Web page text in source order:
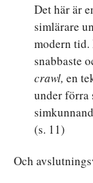
Det här är
simlärare
modern tid.
snabbaste
crawl, en
under förra
(s. 11)
Och